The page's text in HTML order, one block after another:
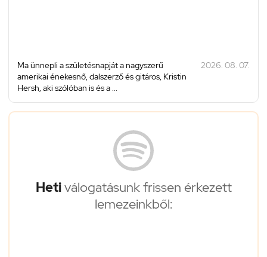
Ma ünnepli a születésnapját a nagyszerű
amerikai énekesnő, dalszerző és gitáros, Kristin
Hersh, aki szólóban is és a ...
2026. 08. 07.
Hetiválogatásunk frissen érkezett
lemezeinkből: